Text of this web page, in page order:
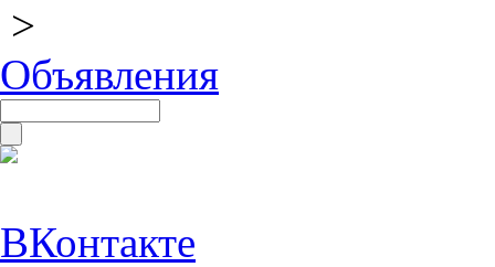
>
Объявления
ВКонтакте